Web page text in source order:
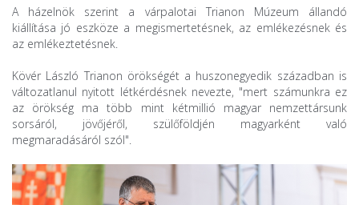
A házelnök szerint a várpalotai Trianon Múzeum állandó
kiállítása jó eszköze a megismertetésnek, az emlékezésnek és
az emlékeztetésnek.
Kövér László Trianon örökségét a huszonegyedik században is
változatlanul nyitott létkérdésnek nevezte, "mert számunkra ez
az örökség ma több mint kétmillió magyar nemzettársunk
sorsáról, jövőjéről, szülőföldjén magyarként való
megmaradásáról szól".